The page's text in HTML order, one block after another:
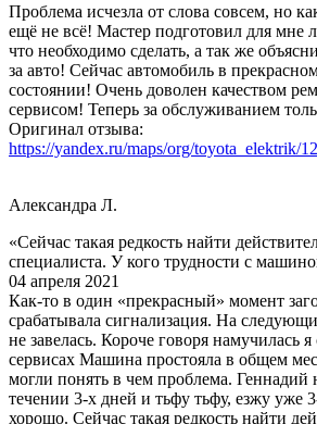
Проблема исчезла от слова совсем, но
ещё не всё! Мастер подготовил для мне
что необходимо сделать, а так же
за авто! Сейчас автомобиль в
состоянии! Очень доволен качеством
сервисом! Теперь за обслуживанием
Оригинал отзыва:
https://yandex.ru/maps/org/toyota_elektrik/
Александра Л.
«Сейчас такая редкость найти
специалиста. У кого трудности с
04 апреля 2021
Как-то в один «прекрасный» момент
срабатывала сигнализация. На
не завелась. Короче говоря намучилась
сервисах Машина простояла в общем
могли понять в чем проблема.
течении 3-х дней и тьфу тьфу, езжу уже
хорошо. Сейчас такая редкость найти